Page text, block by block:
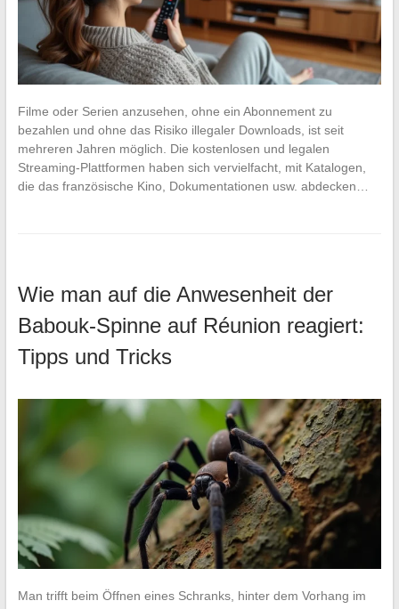
Filme oder Serien anzusehen, ohne ein Abonnement zu
bezahlen und ohne das Risiko illegaler Downloads, ist seit
mehreren Jahren möglich. Die kostenlosen und legalen
Streaming-Plattformen haben sich vervielfacht, mit Katalogen,
die das französische Kino, Dokumentationen usw. abdecken…
Wie man auf die Anwesenheit der
Babouk-Spinne auf Réunion reagiert:
Tipps und Tricks
Man trifft beim Öffnen eines Schranks, hinter dem Vorhang im